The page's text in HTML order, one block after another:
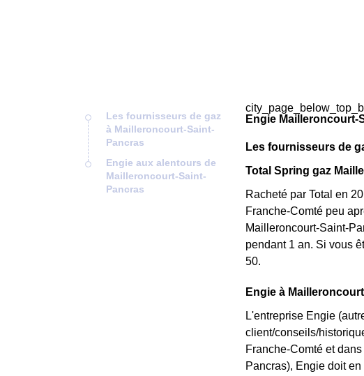
Les fournisseurs de gaz
à Mailleroncourt-Saint-
Pancras
Engie aux alentours de
Mailleroncourt-Saint-
Pancras
Engie Mailleroncourt-
Les fournisseurs de
Total Spring gaz
Racheté par Total en
Franche-Comté peu
Mailleroncourt-Saint-
pendant 1 an. Si vous
50.
Engie à
L'entreprise Engie
client/conseils/
Franche-Comté et
Pancras), Engie doit